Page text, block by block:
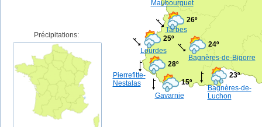
Tarbes
26º
Lourdes
25º
Bagnères-de-Bigorre
24º
Bagnères-de-
Luchon
23º
Maubourguet
Pierrefitte-
Nestalas
28º
Gavarnie
15º
Précipitations: